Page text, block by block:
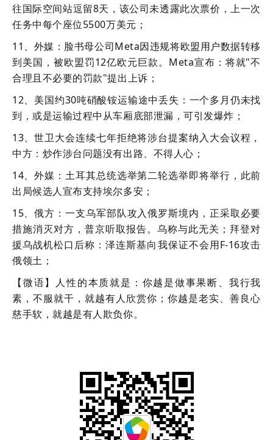
往国际空间站逗留8天，该公司未透露此次票价，上一次
任务中每个座位5500万美元；
11、外媒：脸书母公司Meta因违规将欧盟用户数据转移
到美国，被欧盟罚12亿欧元巨款。Meta宣布：将就"不
合理且不必要的罚款"提出上诉；
12、美国约30吨硝酸铵运输途中丢失：一个多月仍未找
到，或是运输过程中从车厢底部泄漏，可引发爆炸；
13、世卫大会连续七年拒绝将涉台提案纳入大会议程，
中方：炒作涉台问题没有出路、不得人心；
14、外媒：土耳其总统选举第二轮选举即将举行，此前
出局候选人宣布支持埃尔多安；
15、俄方：一支乌军部队攻入俄罗斯境内，正采取必要
措施消灭对方，普京听取报告。乌称与此无关；拜登对
援乌战机松口后称：泽连斯基向我保证不会用F-16攻击
俄领土；
【微语】人性的本质就是：你越是做事果断、我行我
素，不服就干，就越有人欣赏你；你越是老实、善良心
慈手软，就越是有人欺负你。